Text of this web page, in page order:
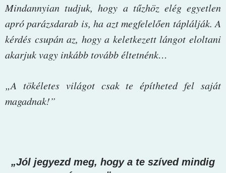
Mindannyian tudjuk, hogy a tűzhöz elég egyetlen
apró parázsdarab is, ha azt megfelelően táplálják. A
kérdés csupán az, hogy a keletkezett lángot eloltani
akarjuk vagy inkább tovább éltetnénk…
„A tökéletes világot csak te építheted fel saját
magadnak!”
„Jól jegyezd meg, hogy a te szíved mindig